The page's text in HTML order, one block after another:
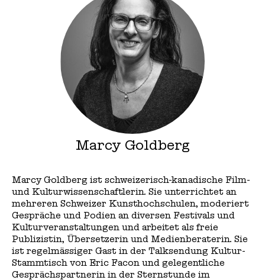
Marcy Goldberg
Marcy Goldberg ist schweizerisch-kanadische Film-
und Kulturwissenschaftlerin. Sie unterrichtet an
mehreren Schweizer Kunsthochschulen, moderiert
Gespräche und Podien an diversen Festivals und
Kulturveranstaltungen und arbeitet als freie
Publizistin, Übersetzerin und Medienberaterin. Sie
ist regelmässiger Gast in der Talksendung Kultur-
Stammtisch von Eric Facon und gelegentliche
Gesprächspartnerin in der Sternstunde im